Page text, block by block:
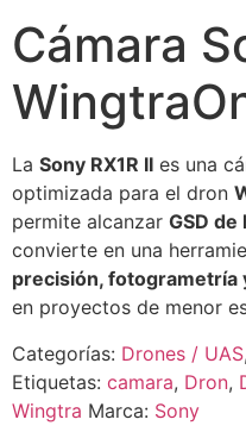
Cámara
La Sony RX1R II es una
optimizada para el dron
permite alcanzar GSD
convierte en una
precisión, fotogrametría
en proyectos de menor
Categorías: Drones / UAS,
Etiquetas: camara, Dron,
Wingtra Marca: Sony